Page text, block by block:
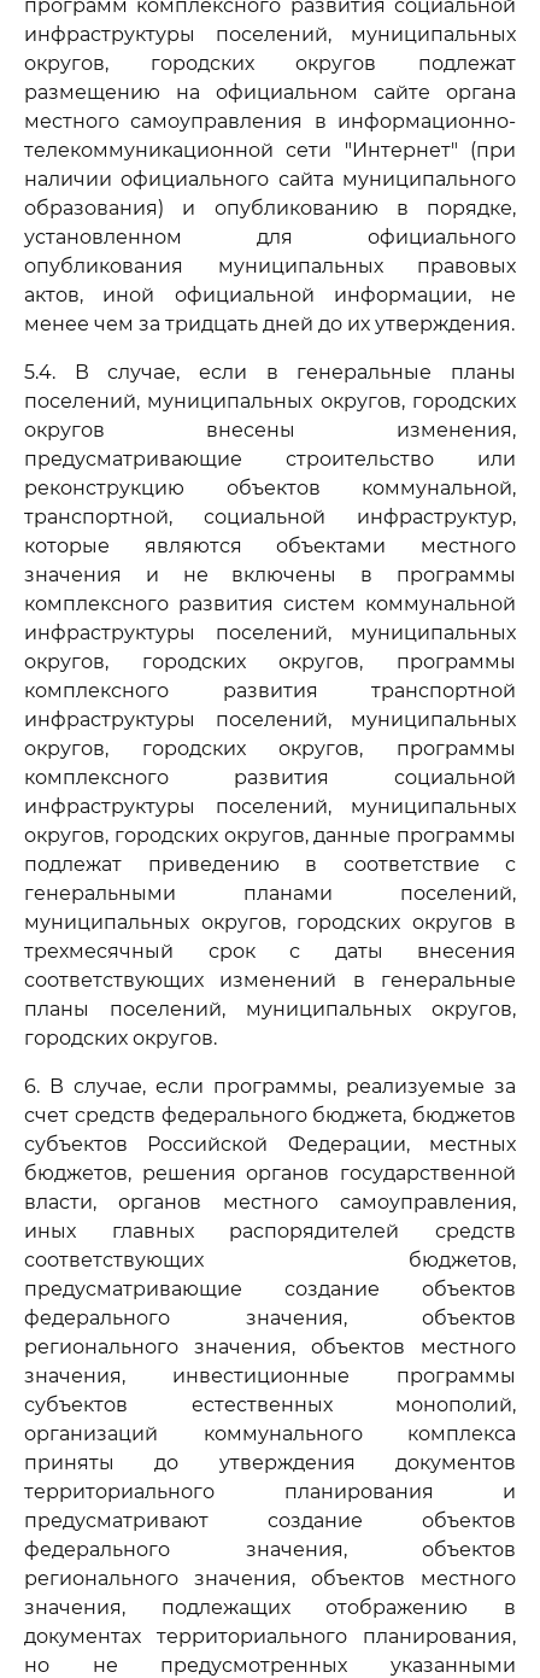
программ комплексного развития социальной
инфраструктуры поселений, муниципальных
округов, городских округов подлежат
размещению на официальном сайте органа
местного самоуправления в информационно-
телекоммуникационной сети "Интернет" (при
наличии официального сайта муниципального
образования) и опубликованию в порядке,
установленном для официального
опубликования муниципальных правовых
актов, иной официальной информации, не
менее чем за тридцать дней до их утверждения.
5.4. В случае, если в генеральные планы
поселений, муниципальных округов, городских
округов внесены изменения,
предусматривающие строительство или
реконструкцию объектов коммунальной,
транспортной, социальной инфраструктур,
которые являются объектами местного
значения и не включены в программы
комплексного развития систем коммунальной
инфраструктуры поселений, муниципальных
округов, городских округов, программы
комплексного развития транспортной
инфраструктуры поселений, муниципальных
округов, городских округов, программы
комплексного развития социальной
инфраструктуры поселений, муниципальных
округов, городских округов, данные программы
подлежат приведению в соответствие с
генеральными планами поселений,
муниципальных округов, городских округов в
трехмесячный срок с даты внесения
соответствующих изменений в генеральные
планы поселений, муниципальных округов,
городских округов.
6. В случае, если программы, реализуемые за
счет средств федерального бюджета, бюджетов
субъектов Российской Федерации, местных
бюджетов, решения органов государственной
власти, органов местного самоуправления,
иных главных распорядителей средств
соответствующих бюджетов,
предусматривающие создание объектов
федерального значения, объектов
регионального значения, объектов местного
значения, инвестиционные программы
субъектов естественных монополий,
организаций коммунального комплекса
приняты до утверждения документов
территориального планирования и
предусматривают создание объектов
федерального значения, объектов
регионального значения, объектов местного
значения, подлежащих отображению в
документах территориального планирования,
но не предусмотренных указанными